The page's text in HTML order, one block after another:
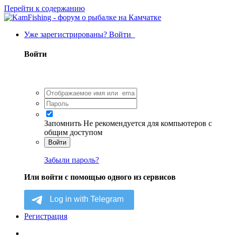
Перейти к содержанию
Уже зарегистрированы? Войти
Войти
Запомнить Не рекомендуется для компьютеров с
общим доступом
Войти
Забыли пароль?
Или войти с помощью одного из сервисов
Регистрация